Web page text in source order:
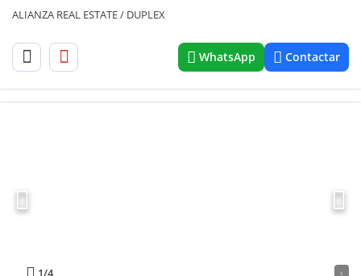
ALIANZA REAL ESTATE / DUPLEX
WhatsApp Contactar
1/4